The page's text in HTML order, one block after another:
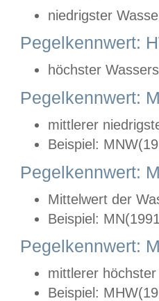
niedrigster
Pegelkennwert:
höchster
Pegelkennwert:
mittlerer
Beispiel:
Pegelkennwert:
Mittelwert der
Beispiel:
Pegelkennwert:
mittlerer
Beispiel: